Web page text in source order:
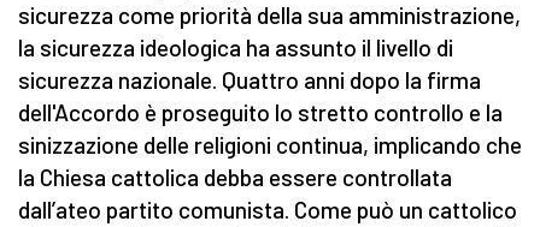
sicurezza come priorità della sua amministrazione,
la sicurezza ideologica ha assunto il livello di
sicurezza nazionale. Quattro anni dopo la firma
dell'Accordo è proseguito lo stretto controllo e la
sinizzazione delle religioni continua, implicando che
la Chiesa cattolica debba essere controllata
dall’ateo partito comunista. Come può un cattolico